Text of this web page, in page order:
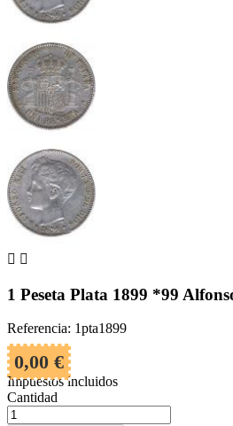
 
1 Peseta Plata 1899 *99
Referencia: 1pta1899
0,00 €
Impuestos incluidos
Cantidad